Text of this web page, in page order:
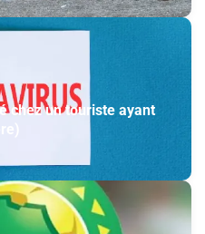
chez un touriste ayant